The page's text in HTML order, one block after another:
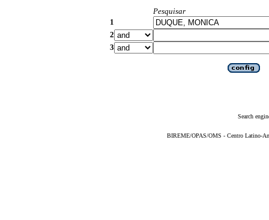
Pesquisar
1
2
3
Search
BIREME/OPAS/OMS - Centro Latino-